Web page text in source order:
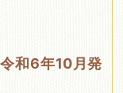
和6年10月発